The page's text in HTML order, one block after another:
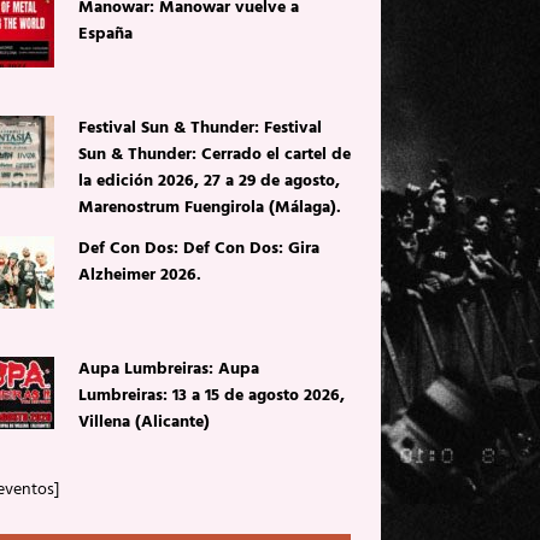
Manowar: Manowar vuelve a
España
Festival Sun & Thunder: Festival
Sun & Thunder: Cerrado el cartel de
la edición 2026, 27 a 29 de agosto,
Marenostrum Fuengirola (Málaga).
Def Con Dos: Def Con Dos: Gira
Alzheimer 2026.
Aupa Lumbreiras: Aupa
Lumbreiras: 13 a 15 de agosto 2026,
Villena (Alicante)